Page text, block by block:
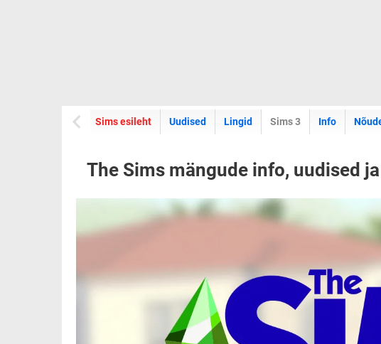
Sims esileht Uudised Lingid Sims 3 Info
The Sims mängude info, uudised